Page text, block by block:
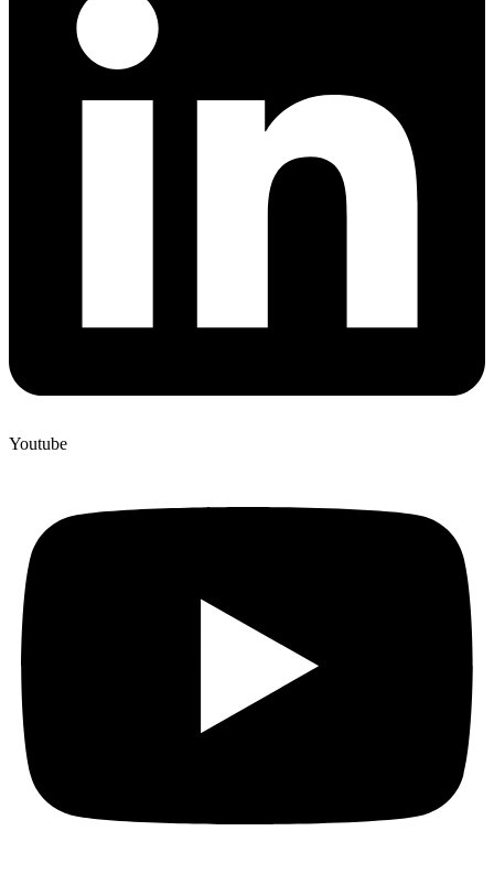
Youtube